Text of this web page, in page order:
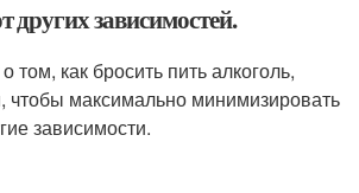
других зависимостей.
как бросить пить алкоголь,
чтобы максимально минимизировать
зависимости.